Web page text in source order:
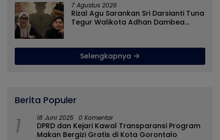
7 Agustus 2026
Rizal Agu Sarankan Sri Darsianti Tuna
Tegur Walikota Adhan Dambea
Selengkapnya
Berita Populer
1 18 Juni 2025 0 Komentar
DPRD dan Kejari Kawal Transparansi Program
Makan Bergizi Gratis di Kota Gorontalo